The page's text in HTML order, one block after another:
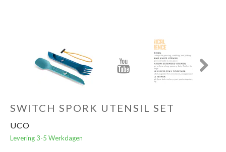
SWITCH SPORK UTENSIL SET
UCO
Levering 3-5 Werkdagen